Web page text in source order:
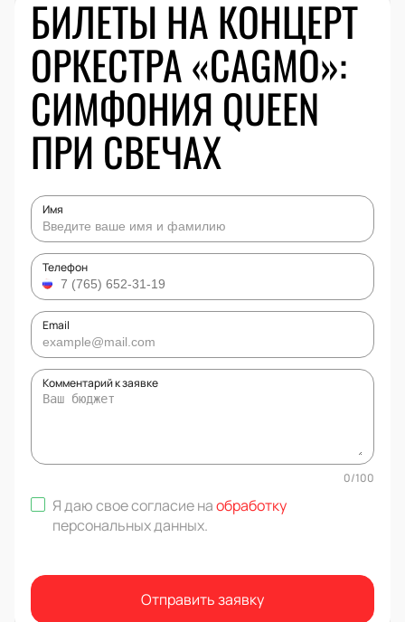
БИЛЕТЫ НА КОНЦЕРТ
ОРКЕСТРА «CAGMO»:
СИМФОНИЯ QUEEN
ПРИ СВЕЧАХ
Имя
Телефон
Email
Комментарий к заявке
0/100
Я даю свое согласие наобработку
персональных данных.
Отправить заявку